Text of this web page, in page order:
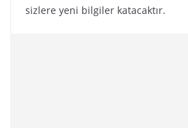
sizlere yeni bilgiler katacaktır.